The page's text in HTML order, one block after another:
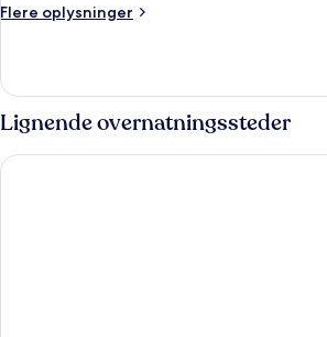
Flere oplysninger
Flere
Lignende overnatningssteder
Hotel C Stockholm